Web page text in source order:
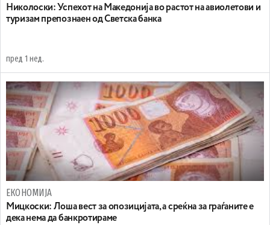
Николоски: Успехот на Македонија во растот на авиолетови и
туризам препознаен од Светска банка
пред 1 нед.
ЕКОНОМИЈА
Мицкоски: Лоша вест за опозицијата, а среќна за граѓаните е
дека нема да банкротираме